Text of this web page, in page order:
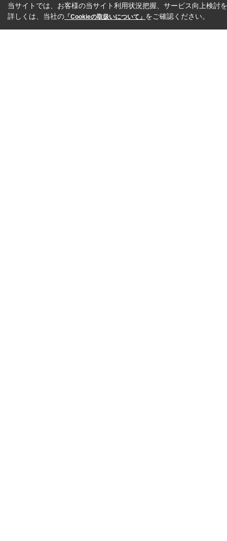
当サイトでは、お客様の当サイト利用状況把握、サービス向上検討
詳しくは、当社の 「Cookieの取扱いについて」 をご確認ください。